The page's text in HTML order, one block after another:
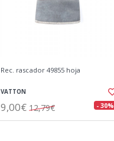
Rec. rascador 49855 hoja
VATTON
9,00€ 12,79€ - 30%